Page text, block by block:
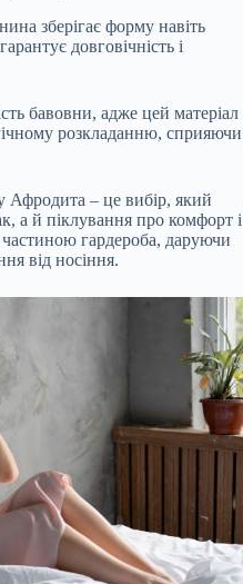
зберігає форму навіть
довговічність і
бавовни, адже цей матеріал
розкладанню, сприяючи
Афродита – це вибір, який
а й піклування про комфорт і
гардероба, даруючи
від носіння.